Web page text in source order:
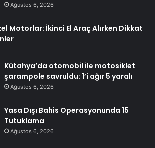
Ağustos 6, 2026
Motorlar: İkinci El Araç Alırken Dikkat
Kütahya’da otomobil ile motosiklet
şarampole savruldu: 1’i ağır 5 yaralı
Ağustos 6, 2026
Yasa Dışı Bahis Operasyonunda 15
Tutuklama
Ağustos 6, 2026